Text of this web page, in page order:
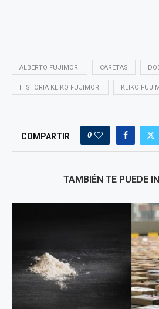
ALBERTO FUJIMORI CARETAS
HISTORIA KEIKO FUJIMORI KEIKO
COMPARTIR 0
TAMBIÉN TE PUEDE